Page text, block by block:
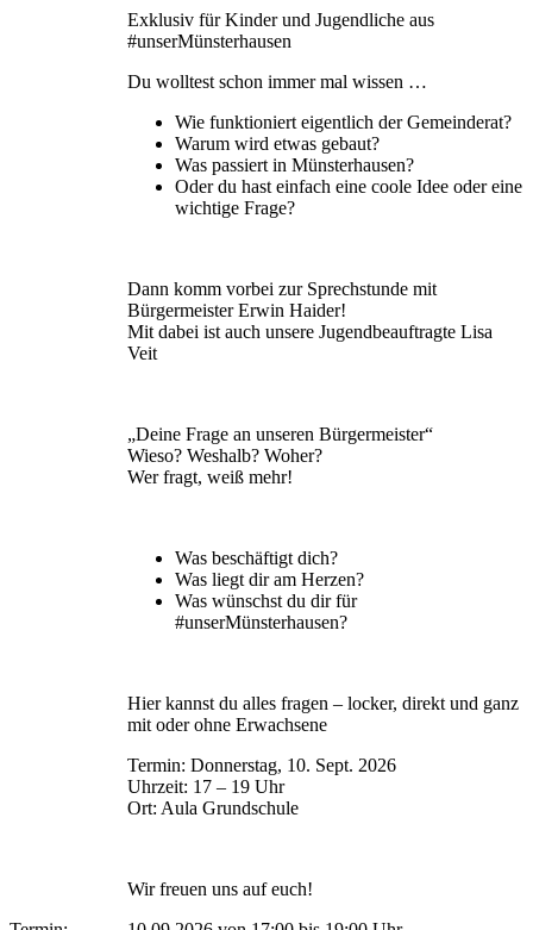
Exklusiv für Kinder und Jugendliche aus
#unserMünsterhausen
Du wolltest schon immer mal wissen …
Wie funktioniert eigentlich der Gemeinderat?
Warum wird etwas gebaut?
Was passiert in Münsterhausen?
Oder du hast einfach eine coole Idee oder eine
wichtige Frage?
Dann komm vorbei zur Sprechstunde mit
Bürgermeister Erwin Haider!
Mit dabei ist auch unsere Jugendbeauftragte Lisa
Veit
„Deine Frage an unseren Bürgermeister“
Wieso? Weshalb? Woher?
Wer fragt, weiß mehr!
Was beschäftigt dich?
Was liegt dir am Herzen?
Was wünschst du dir für
#unserMünsterhausen?
Hier kannst du alles fragen – locker, direkt und ganz
mit oder ohne Erwachsene
Termin: Donnerstag, 10. Sept. 2026
Uhrzeit: 17 – 19 Uhr
Ort: Aula Grundschule
Wir freuen uns auf euch!